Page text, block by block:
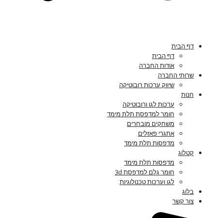
דף הבית
דף הבית
אודות החברה
שרותי החברה
שיווק ערכות רובוטיקה
חנות
ערכות לגו ורובוטיקה
חומר למדפסת תלת מימד
משחקים מובחרים
אתגרי פאזלים
מדפסות תלת מימד
קטלוג
מדפסות תלת מימד
חומר גלם למדפסת 3d
לגו וערכות טכנולוגיות
בלוג
צור קשר